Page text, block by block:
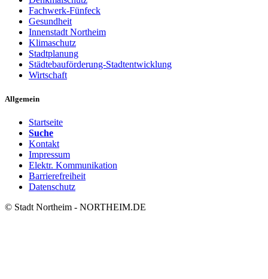
Fachwerk-Fünfeck
Gesundheit
Innenstadt Northeim
Klimaschutz
Stadtplanung
Städtebauförderung-Stadtentwicklung
Wirtschaft
Allgemein
Startseite
Suche
Kontakt
Impressum
Elektr. Kommunikation
Barrierefreiheit
Datenschutz
© Stadt Northeim - NORTHEIM.DE